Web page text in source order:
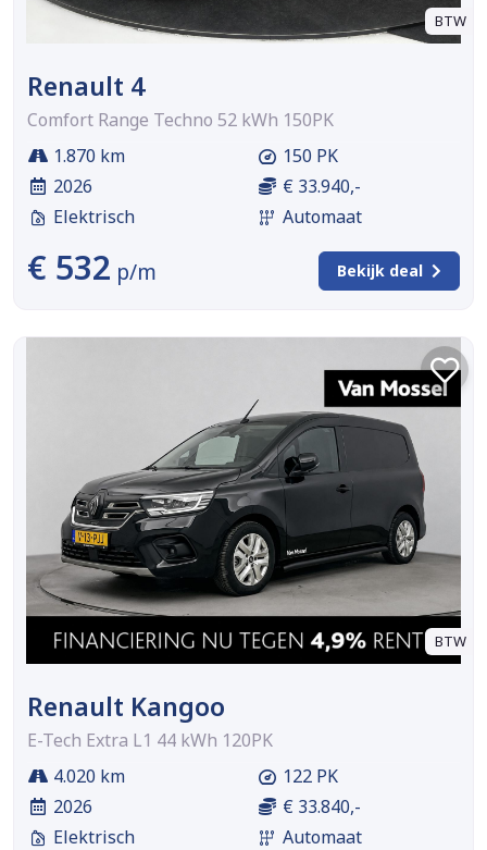
BTW
Renault 4
Comfort Range Techno 52 kWh 150PK
1.870 km
2026
Elektrisch
150 PK
€ 33.940,-
Automaat
€ 532 p/m Bekijk deal
BTW
Renault Kangoo
E-Tech Extra L1 44 kWh 120PK
4.020 km
2026
Elektrisch
122 PK
€ 33.840,-
Automaat